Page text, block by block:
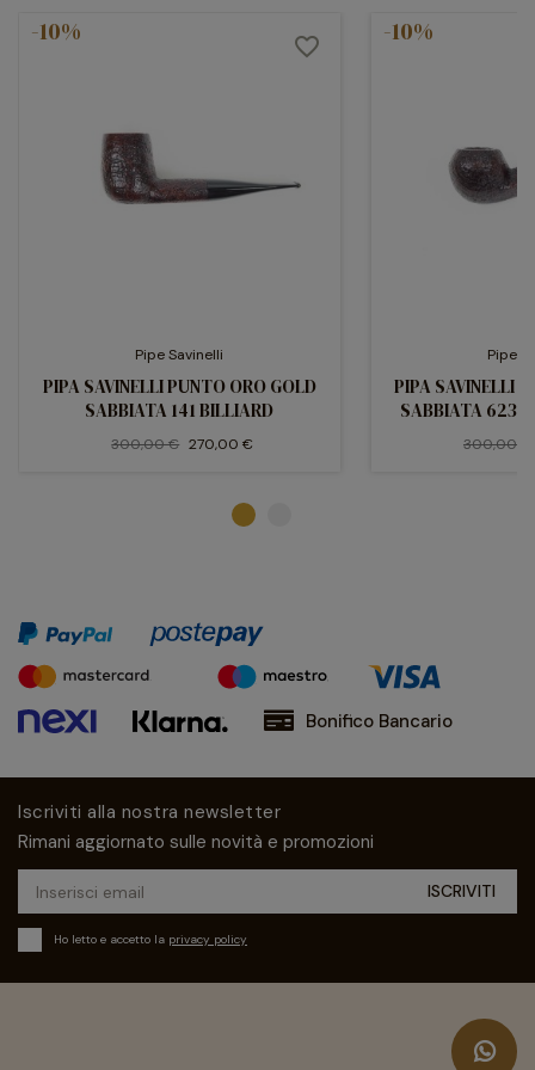
-10%
Pipe Savinelli
PIPA SAVINELLI PUNTO ORO GOLD
SABBIATA 141 BILLIARD
300,00 € 270,00 €
favorite_border -10%
Pipe
PIPA SAVINELLI
SABBIATA 623
300,00 €
Bonifico Bancario
Iscriviti alla nostra newsletter
Rimani aggiornato sulle novità e promozioni
Ho letto e accetto la privacy policy